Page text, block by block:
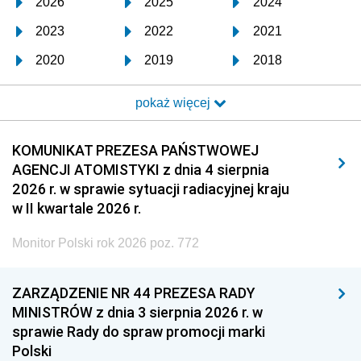
2023 2022 2021
2020 2019 2018
2017 2016 2015
2014 2013 2012
2011 2010 2009
2008 2007 2006
2005
1996 1995 1994
1993 1992 1991
1990
pokaż więcej
KOMUNIKAT PREZESA PAŃSTWOWEJ
AGENCJI ATOMISTYKI z dnia 4 sierpnia
2026 r. w sprawie sytuacji radiacyjnej kraju
w II kwartale 2026 r.
Monitor Polski rok 2026 poz. 772
ZARZĄDZENIE NR 44 PREZESA RADY
MINISTRÓW z dnia 3 sierpnia 2026 r. w
sprawie Rady do spraw promocji marki
Polski